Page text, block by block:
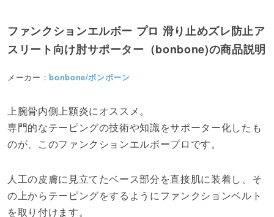
ファンクションエルボー プロ 滑り止めズレ防止ア
スリート向け肘サポーター（bonbone)の商品説明
メーカー：bonbone/ボンボーン
上腕骨内側上顆炎にオススメ。
専門的なテーピングの技術や知識をサポーター化したも
のが、このファンクションエルボープロです。
人工の皮膚に見立てたベース部分を直接肌に装着し、そ
の上からテーピングをするようにファンクションベルト
を取り付けます。